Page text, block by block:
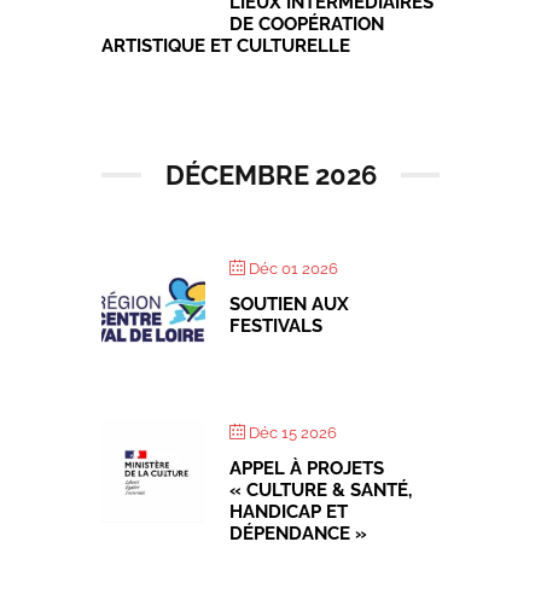
DE COOPÉRATION
ARTISTIQUE ET CULTURELLE
DÉCEMBRE 2026
Déc 01 2026
SOUTIEN AUX
FESTIVALS
Déc 15 2026
APPEL À PROJETS
« CULTURE & SANTÉ,
HANDICAP ET
DÉPENDANCE »